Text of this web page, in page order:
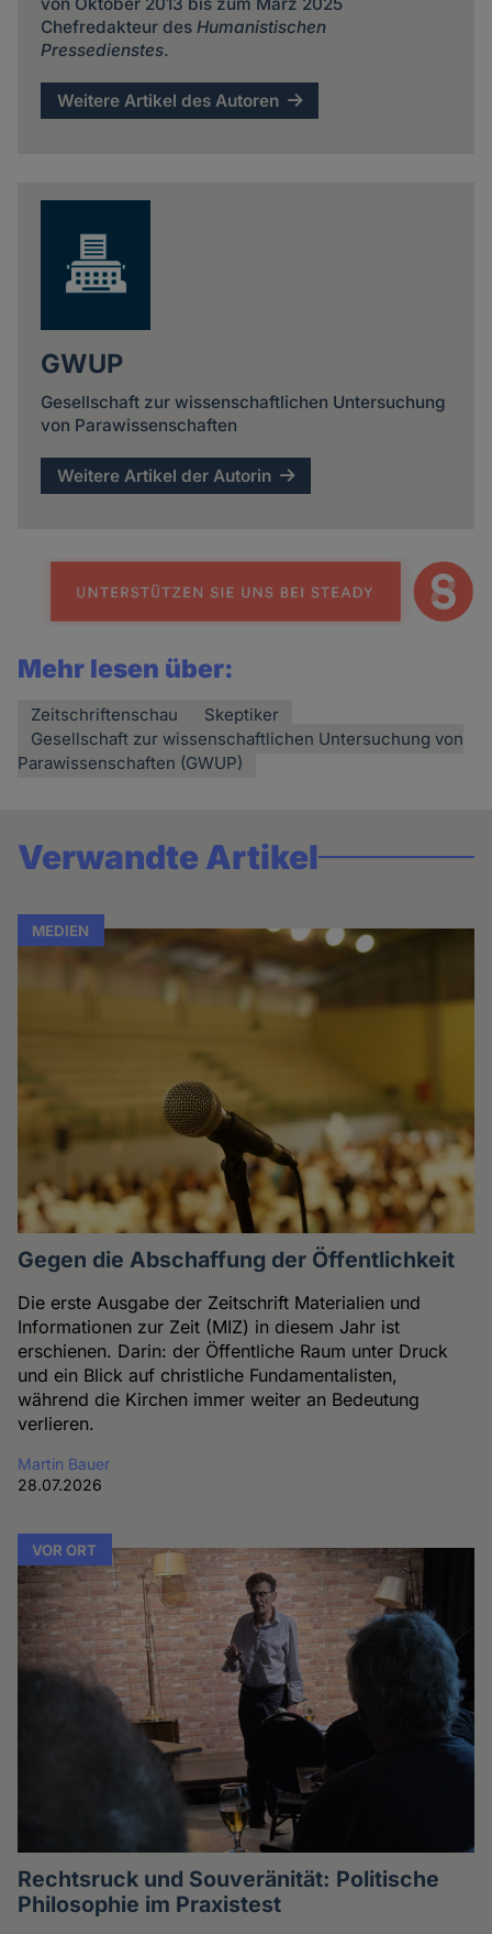
Chefredakteur des Humanistischen
Pressedienstes.
Weitere Artikel des Autoren
GWUP
Gesellschaft zur wissenschaftlichen Untersuchung
von Parawissenschaften
Weitere Artikel der Autorin
Mehr lesen über:
Zeitschriftenschau
Skeptiker
Gesellschaft zur wissenschaftlichen Untersuchung von
Parawissenschaften (GWUP)
Verwandte Artikel
MEDIEN
Gegen die Abschaffung der Öffentlichkeit
Die erste Ausgabe der Zeitschrift Materialien und
Informationen zur Zeit (MIZ) in diesem Jahr ist
erschienen. Darin: der Öffentliche Raum unter Druck
und ein Blick auf christliche Fundamentalisten,
während die Kirchen immer weiter an Bedeutung
verlieren.
Martin Bauer
28.07.2026
VOR ORT
Rechtsruck und Souveränität: Politische
Philosophie im Praxistest